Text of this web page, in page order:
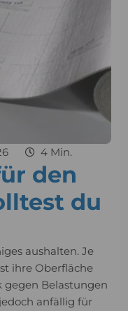
den
du
4 Min.
aushalten. Je
ihre Oberfläche
gegen Belastungen
anfällig für